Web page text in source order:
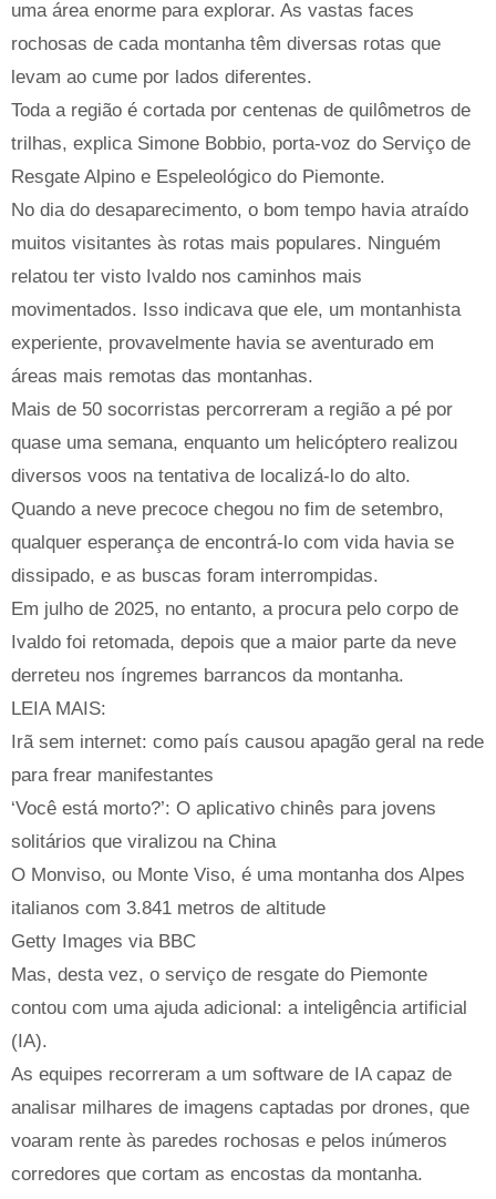
uma área enorme para explorar. As vastas faces
rochosas de cada montanha têm diversas rotas que
levam ao cume por lados diferentes.
Toda a região é cortada por centenas de quilômetros de
trilhas, explica Simone Bobbio, porta-voz do Serviço de
Resgate Alpino e Espeleológico do Piemonte.
No dia do desaparecimento, o bom tempo havia atraído
muitos visitantes às rotas mais populares. Ninguém
relatou ter visto Ivaldo nos caminhos mais
movimentados. Isso indicava que ele, um montanhista
experiente, provavelmente havia se aventurado em
áreas mais remotas das montanhas.
Mais de 50 socorristas percorreram a região a pé por
quase uma semana, enquanto um helicóptero realizou
diversos voos na tentativa de localizá-lo do alto.
Quando a neve precoce chegou no fim de setembro,
qualquer esperança de encontrá-lo com vida havia se
dissipado, e as buscas foram interrompidas.
Em julho de 2025, no entanto, a procura pelo corpo de
Ivaldo foi retomada, depois que a maior parte da neve
derreteu nos íngremes barrancos da montanha.
LEIA MAIS:
Irã sem internet: como país causou apagão geral na rede
para frear manifestantes
‘Você está morto?’: O aplicativo chinês para jovens
solitários que viralizou na China
O Monviso, ou Monte Viso, é uma montanha dos Alpes
italianos com 3.841 metros de altitude
Getty Images via BBC
Mas, desta vez, o serviço de resgate do Piemonte
contou com uma ajuda adicional: a inteligência artificial
(IA).
As equipes recorreram a um software de IA capaz de
analisar milhares de imagens captadas por drones, que
voaram rente às paredes rochosas e pelos inúmeros
corredores que cortam as encostas da montanha.